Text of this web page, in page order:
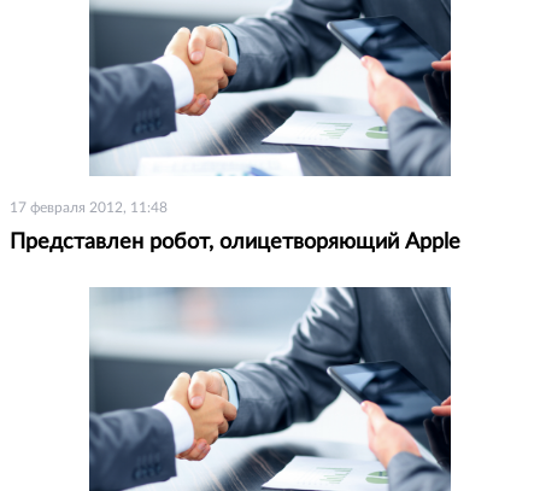
17 февраля 2012, 11:48
Представлен робот, олицетворяющий Apple